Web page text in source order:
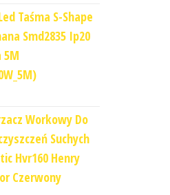
Taśma S-Shape
Smd2835 Ip20
5M
Workowy Do
Suchych
Hvr160 Henry
Czerwony